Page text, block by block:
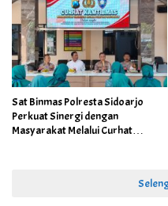
Sat Binmas Polresta Sidoarjo
Perkuat Sinergi dengan
Masyarakat Melalui Curhat